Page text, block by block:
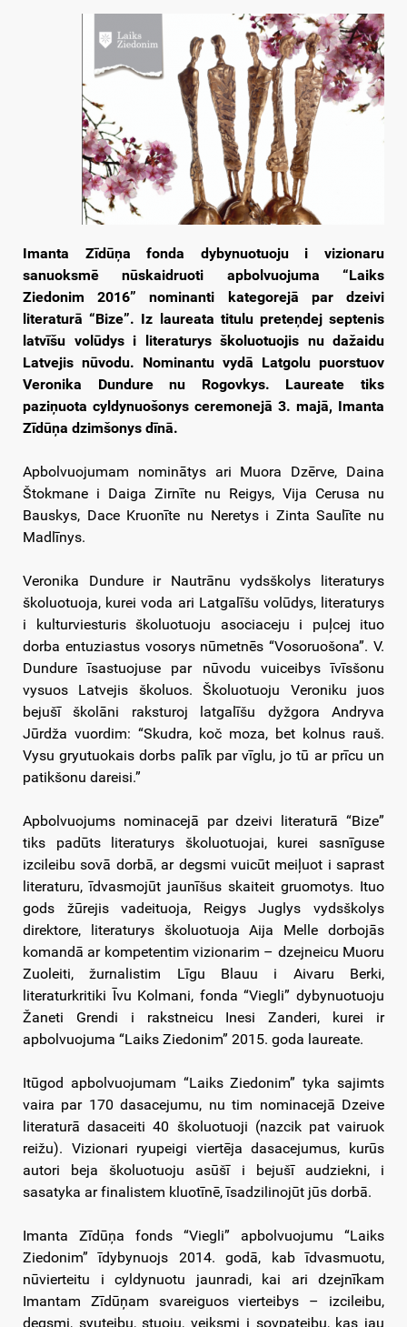
Imanta Zīdūņa fonda dybynuotuoju i vizionaru
sanuoksmē nūskaidruoti apbolvuojuma “Laiks
Ziedonim 2016” nominanti kategorejā par dzeivi
literaturā “Bize”. Iz laureata titulu preteņdej septenis
latvīšu volūdys i literaturys školuotuojis nu dažaidu
Latvejis nūvodu. Nominantu vydā Latgolu puorstuov
Veronika Dundure nu Rogovkys. Laureate tiks
paziņuota cyldynuošonys ceremonejā 3. majā, Imanta
Zīdūņa dzimšonys dīnā.
Apbolvuojumam nominātys ari Muora Dzērve, Daina
Štokmane i Daiga Zirnīte nu Reigys, Vija Cerusa nu
Bauskys, Dace Kruonīte nu Neretys i Zinta Saulīte nu
Madlīnys.
Veronika Dundure ir Nautrānu vydsškolys literaturys
školuotuoja, kurei voda ari Latgalīšu volūdys, literaturys
i kulturviesturis školuotuoju asociaceju i puļcej ituo
dorba entuziastus vosorys nūmetnēs “Vosoruošona”. V.
Dundure īsastuojuse par nūvodu vuiceibys īvīsšonu
vysuos Latvejis školuos. Školuotuoju Veroniku juos
bejušī školāni raksturoj latgalīšu dyžgora Andryva
Jūrdža vuordim: “Skudra, koč moza, bet kolnus rauš.
Vysu gryutuokais dorbs palīk par vīglu, jo tū ar prīcu un
patikšonu dareisi.”
Apbolvuojums nominacejā par dzeivi literaturā “Bize”
tiks padūts literaturys školuotuojai, kurei sasnīguse
izcileibu sovā dorbā, ar degsmi vuicūt meiļuot i saprast
literaturu, īdvasmojūt jaunīšus skaiteit gruomotys. Ituo
gods žūrejis vadeituoja, Reigys Juglys vydsškolys
direktore, literaturys školuotuoja Aija Melle dorbojās
komandā ar kompetentim vizionarim – dzejneicu Muoru
Zuoleiti, žurnalistim Līgu Blauu i Aivaru Berki,
literaturkritiki Īvu Kolmani, fonda “Viegli” dybynuotuoju
Žaneti Grendi i rakstneicu Inesi Zanderi, kurei ir
apbolvuojuma “Laiks Ziedonim” 2015. goda laureate.
Itūgod apbolvuojumam “Laiks Ziedonim” tyka sajimts
vaira par 170 dasacejumu, nu tim nominacejā Dzeive
literaturā dasaceiti 40 školuotuoji (nazcik pat vairuok
reižu). Vizionari ryupeigi viertēja dasacejumus, kurūs
autori beja školuotuoju asūšī i bejušī audziekni, i
sasatyka ar finalistem kluotīnē, īsadzilinojūt jūs dorbā.
Imanta Zīdūņa fonds “Viegli” apbolvuojumu “Laiks
Ziedonim” īdybynuojs 2014. godā, kab īdvasmuotu,
nūvierteitu i cyldynuotu jaunradi, kai ari dzejnīkam
Imantam Zīdūņam svareiguos vierteibys – izcileibu,
degsmi, syuteibu, stuoju, veiksmi i sovpateibu, kas jau